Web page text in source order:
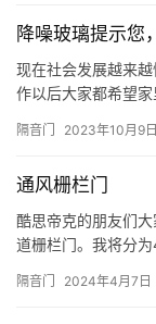
门是室内空间与外
无疑…
降噪玻璃提示您
现在社会发展越来
作以后大家都希望
么隔音窗户该如何
城市化的快速发展，
候，应尽量…
隔音门 2023年10月9日
通风栅栏门
酷思帝克的朋友们
道栅栏门。我将分
理：洞口一般以实
隔音门 2024年4月7日